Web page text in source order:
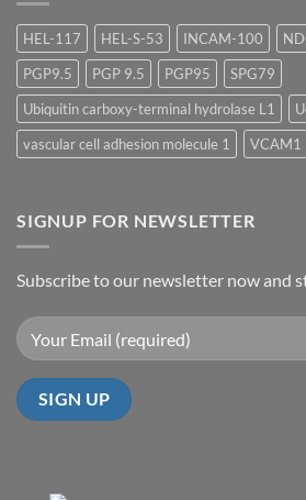
HEL-117 HEL-S-53 INCAM-100
PGP9.5
PGP 9.5 PGP95
SPG79
Ubiquitin carboxy-terminal hydrolase L1
vascular cell adhesion molecule 1
VCAM1
SIGNUP FOR NEWSLETTER
Subscribe to our newsletter now and